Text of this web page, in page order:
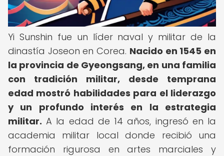
Yi Sunshin fue un líder naval y militar de la
dinastía Joseon en Corea. Nacido en 1545 en
la provincia de Gyeongsang, en una familia
con tradición militar, desde temprana
edad mostró habilidades para el liderazgo
y un profundo interés en la estrategia
militar. A la edad de 14 años, ingresó en la
academia militar local donde recibió una
formación rigurosa en artes marciales y